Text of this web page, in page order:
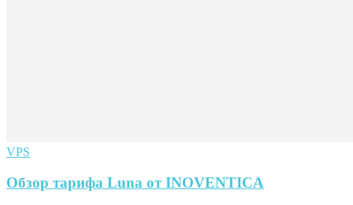
VPS
Обзор тарифа Luna от INOVENTICA